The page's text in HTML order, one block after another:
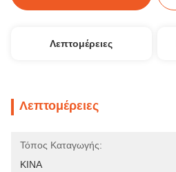
Λεπτομέρειες
Λεπτομέρειες
Τόπος Καταγωγής:
ΚΙΝΑ